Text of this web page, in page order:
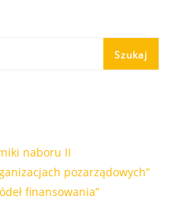
Szukaj
naboru II
pozarządowych”
finansowania”